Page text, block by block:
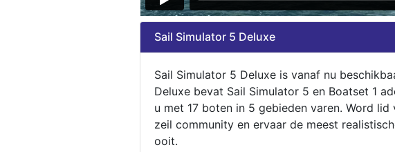
Sail Simulator 5 Deluxe
Sail Simulator 5 Deluxe is vanaf nu
Deluxe bevat Sail Simulator 5 en Boatset 1
u met 17 boten in 5 gebieden varen. Word lid
zeil community en ervaar de meest
ooit.